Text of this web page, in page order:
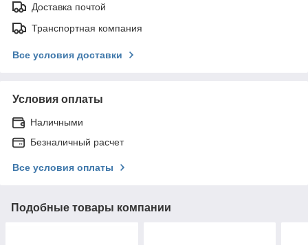
Доставка почтой
Транспортная компания
Все условия доставки
Условия оплаты
Наличными
Безналичный расчет
Все условия оплаты
Подобные товары компании